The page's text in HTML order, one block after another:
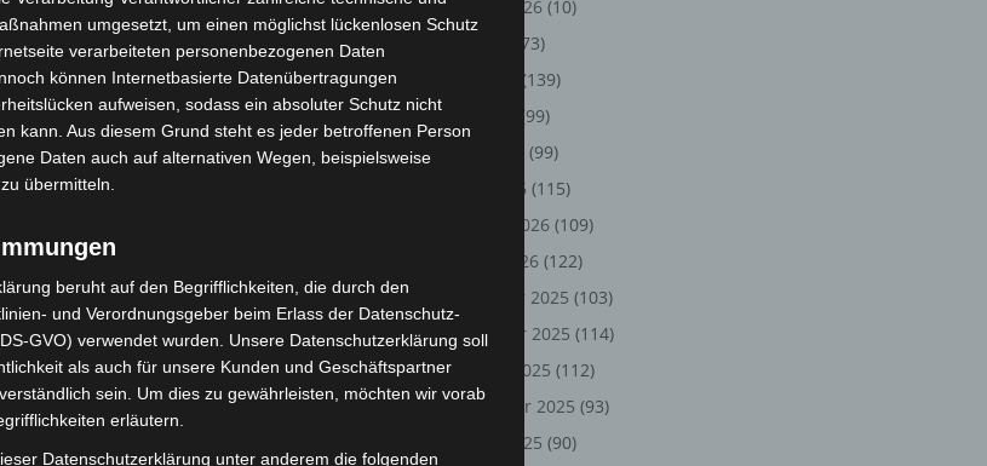
Roten
Mann läuft mit Hockeyschläger über
August 2026 (10)
(73)
(139)
(99)
(99)
März 2026 (115)
Februar 2026 (109)
Januar 2026 (122)
Dezember 2025 (103)
November 2025 (114)
Oktober 2025 (112)
September 2025 (93)
August 2025 (90)
umgesetzt, um einen möglichst lückenlosen Schutz
verarbeiteten personenbezogenen Daten
können Internetbasierte Datenübertragungen
aufweisen, sodass ein absoluter Schutz nicht
kann. Aus diesem Grund steht es jeder betroffenen Person
Daten auch auf alternativen Wegen, beispielsweise
übermitteln.
beruht auf den Begrifflichkeiten, die durch den
und Verordnungsgeber beim Erlass der Datenschutz-
GVO) verwendet wurden. Unsere Datenschutzerklärung soll
als auch für unsere Kunden und Geschäftspartner
sein. Um dies zu gewährleisten, möchten wir vorab
erläutern.
Datenschutzerklärung unter anderem die folgenden